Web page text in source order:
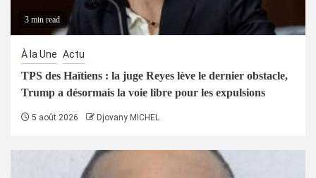
3 min read
À la Une Actu
TPS des Haïtiens : la juge Reyes lève le dernier obstacle,
Trump a désormais la voie libre pour les expulsions
5 août 2026 Djovany MICHEL